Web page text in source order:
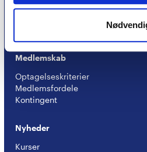
Hvad betyder titlen
Psykoterapeuter nær dig
Medlemskab
Optagelseskriterier
Medlemsfordele
Kontingent
Nyheder
Kurser